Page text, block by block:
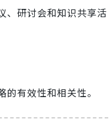
、研讨会和知识共享活
有效性和相关性。